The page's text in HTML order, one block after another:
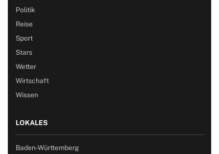
Politik
Reise
Sport
Stars
Wetter
Wirtschaft
Wissen
LOKALES
Baden-Württemberg